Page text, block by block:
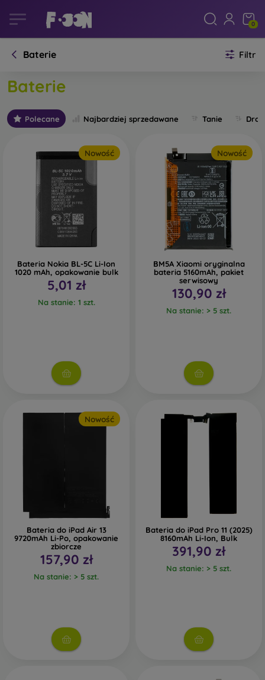
0
Baterie Filtr
Baterie
Polecane Najbardziej sprzedawane Tanie
Nowość
Bateria Nokia BL-5C Li-Ion
1020 mAh, opakowanie bulk
5,01 zł
Na stanie: 1 szt.
Nowość
BM5A Xiaomi oryginalna
bateria 5160mAh, pakiet
serwisowy
130,90 zł
Na stanie: > 5 szt.
Nowość
Bateria do iPad Air 13
9720mAh Li-Po, opakowanie
zbiorcze
157,90 zł
Na stanie: > 5 szt.
Bateria do iPad Pro 11 (2025)
8160mAh Li-Ion, Bulk
391,90 zł
Na stanie: > 5 szt.